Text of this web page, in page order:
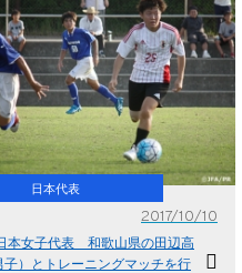
日本代表
2017/10/10
本女子代表 和歌山県の田辺高
子）とトレーニングマッチを行